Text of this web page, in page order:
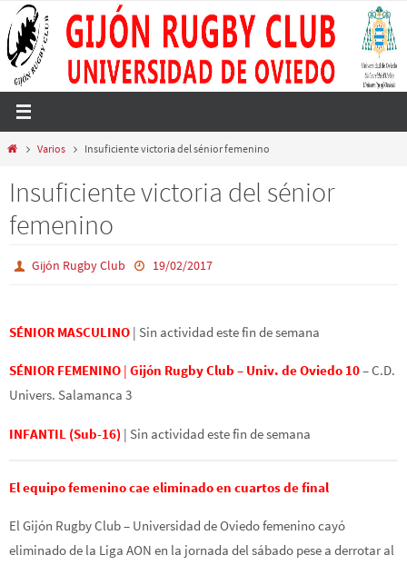
al
contenido
InicioVarios Insuficiente victoria del sénior femenino
Insuficiente victoria del sénior
femenino
Gijón Rugby Club 19/02/2017
SÉNIOR MASCULINO | Sin actividad este fin de semana
SÉNIOR FEMENINO | Gijón Rugby Club – Univ. de Oviedo 10–C.D.
Univers. Salamanca 3
INFANTIL (Sub-16) | Sin actividad este fin de semana
El equipo femenino cae eliminado en cuartos de final
El Gijón Rugby Club – Universidad de Oviedo femenino cayó
eliminado de la Liga AON en la jornada del sábado pese a derrotar al